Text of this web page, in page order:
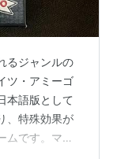
るジャンルの
ツ・アミーゴ
本語版として
、特殊効果が
ムです。マス